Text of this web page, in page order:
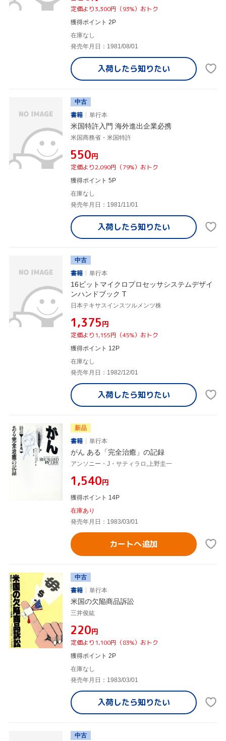
定価より3,300円（93%）おトク
獲得ポイント 2P
在庫なし
発売年月日：1981/08/01
入荷したら知りたい
中古
書籍
単行本
米国特許入門 海外進出企業必携
米国商務省・米国特許
¥550円
定価より2,090円（79%）おトク
獲得ポイント 5P
在庫なし
発売年月日：1981/11/01
入荷したら知りたい
中古
書籍
単行本
16ビットマイクロプロセッサシステムデザイ
ンハンドブック T
日本テキサスインスツルメンツ株
¥1,375円
定価より1,155円（45%）おトク
獲得ポイント 12P
在庫なし
発売年月日：1982/12/01
入荷したら知りたい
新品
書籍
単行本
がん ある「完全治癒」の記録
アンソニー・J・サティラロ,上野圭一
¥1,540円
獲得ポイント 14P
在庫あり
発売年月日：1983/03/01
カートへ追加
中古
書籍
単行本
米国の欠陥商品訴訟
三井俊紘
¥220円
定価より1,100円（83%）おトク
獲得ポイント 2P
在庫なし
発売年月日：1983/03/01
入荷したら知りたい
中古